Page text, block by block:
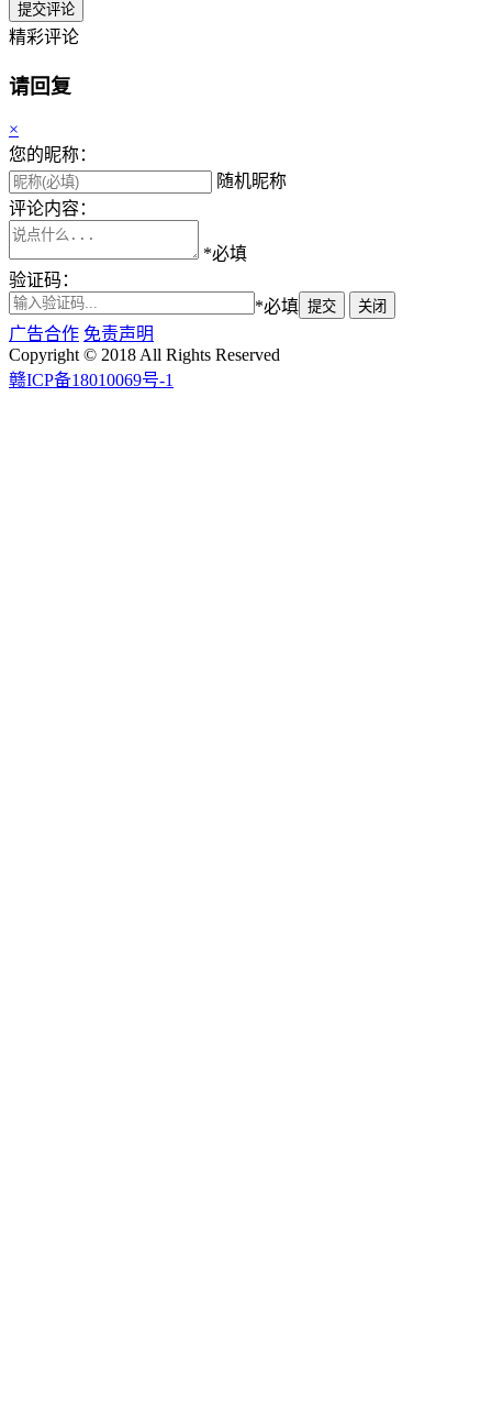
提交评论
精彩评论
请回复
×
您的昵称：
随机昵称
评论内容：
*必填
验证码：
*必填 提交 关闭
广告合作 免责声明
Copyright © 2018 All Rights Reserved
赣ICP备18010069号-1